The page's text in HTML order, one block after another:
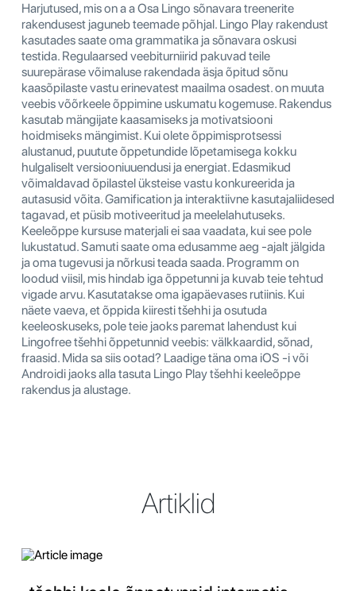
Harjutused, mis on a a Osa Lingo sõnavara treenerite
rakendusest jaguneb teemade põhjal. Lingo Play rakendust
kasutades saate oma grammatika ja sõnavara oskusi
testida. Regulaarsed veebiturniirid pakuvad teile
suurepärase võimaluse rakendada äsja õpitud sõnu
kaasõpilaste vastu erinevatest maailma osadest. on muuta
veebis võõrkeele õppimine uskumatu kogemuse. Rakendus
kasutab mängijate kaasamiseks ja motivatsiooni
hoidmiseks mängimist. Kui olete õppimisprotsessi
alustanud, puutute õppetundide lõpetamisega kokku
hulgaliselt versiooniuuendusi ja energiat. Edasmikud
võimaldavad õpilastel üksteise vastu konkureerida ja
autasusid võita. Gamification ja interaktiivne kasutajaliidesed
tagavad, et püsib motiveeritud ja meelelahutuseks.
Keeleõppe kursuse materjali ei saa vaadata, kui see pole
lukustatud. Samuti saate oma edusamme aeg -ajalt jälgida
ja oma tugevusi ja nõrkusi teada saada. Programm on
loodud viisil, mis hindab iga õppetunni ja kuvab teie tehtud
vigade arvu. Kasutatakse oma igapäevases rutiinis. Kui
näete vaeva, et õppida kiiresti tšehhi ja osutuda
keeleoskuseks, pole teie jaoks paremat lahendust kui
Lingofree tšehhi õppetunnid veebis: välkkaardid, sõnad,
fraasid. Mida sa siis ootad? Laadige täna oma iOS -i või
Androidi jaoks alla tasuta Lingo Play tšehhi keeleõppe
rakendus ja alustage.
Artiklid